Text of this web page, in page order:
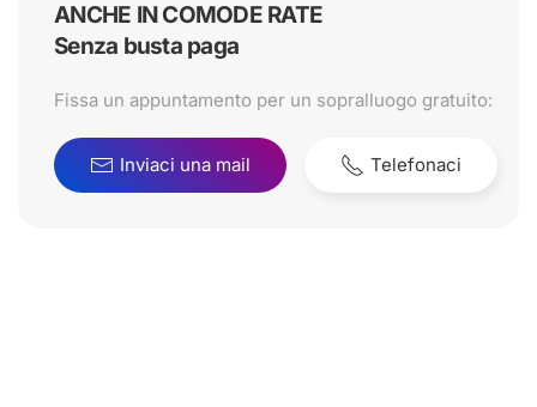
ANCHE IN COMODE RATE
Senza busta paga
Fissa un appuntamento per un sopralluogo gratuito:
Inviaci una mail Telefonaci